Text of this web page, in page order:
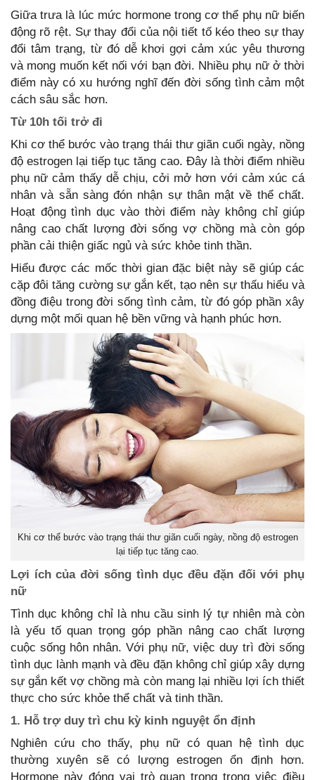
Giữa trưa là lúc mức hormone trong cơ thể phụ nữ biến
động rõ rệt. Sự thay đổi của nội tiết tố kéo theo sự thay
đổi tâm trạng, từ đó dễ khơi gợi cảm xúc yêu thương
và mong muốn kết nối với bạn đời. Nhiều phụ nữ ở thời
điểm này có xu hướng nghĩ đến đời sống tình cảm một
cách sâu sắc hơn.
Từ 10h tối trở đi
Khi cơ thể bước vào trạng thái thư giãn cuối ngày, nồng
độ estrogen lại tiếp tục tăng cao. Đây là thời điểm nhiều
phụ nữ cảm thấy dễ chịu, cởi mở hơn với cảm xúc cá
nhân và sẵn sàng đón nhận sự thân mật về thể chất.
Hoạt động tình dục vào thời điểm này không chỉ giúp
nâng cao chất lượng đời sống vợ chồng mà còn góp
phần cải thiện giấc ngủ và sức khỏe tinh thần.
Hiểu được các mốc thời gian đặc biệt này sẽ giúp các
cặp đôi tăng cường sự gắn kết, tạo nên sự thấu hiểu và
đồng điệu trong đời sống tình cảm, từ đó góp phần xây
dựng một mối quan hệ bền vững và hạnh phúc hơn.
Khi cơ thể bước vào trạng thái thư giãn cuối ngày, nồng độ estrogen
lại tiếp tục tăng cao.
Lợi ích của đời sống tình dục đều đặn đối với phụ
nữ
Tình dục không chỉ là nhu cầu sinh lý tự nhiên mà còn
là yếu tố quan trọng góp phần nâng cao chất lượng
cuộc sống hôn nhân. Với phụ nữ, việc duy trì đời sống
tình dục lành mạnh và đều đặn không chỉ giúp xây dựng
sự gắn kết vợ chồng mà còn mang lại nhiều lợi ích thiết
thực cho sức khỏe thể chất và tinh thần.
1. Hỗ trợ duy trì chu kỳ kinh nguyệt ổn định
Nghiên cứu cho thấy, phụ nữ có quan hệ tình dục
thường xuyên sẽ có lượng estrogen ổn định hơn.
Hormone này đóng vai trò quan trọng trong việc điều